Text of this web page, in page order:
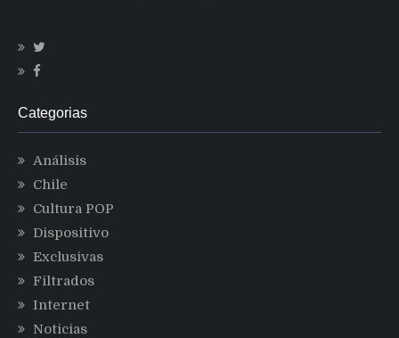
Categorias
Análisis
Chile
Cultura POP
Dispositivo
Exclusivas
Filtrados
Internet
Noticias